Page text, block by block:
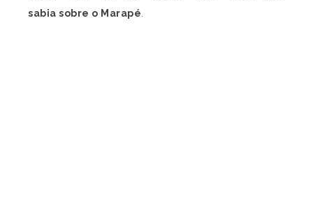
sabia sobre o Marapé